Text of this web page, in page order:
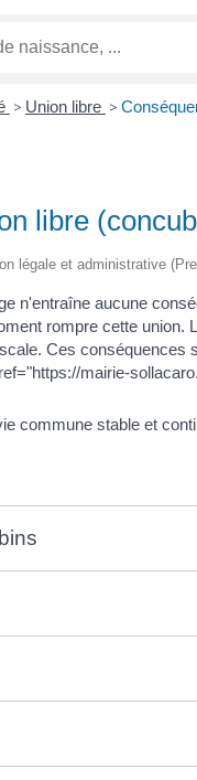
> Union libre >
libre
légale et administrative
n'entraîne aucune
rompre cette union.
Ces conséquences
mairie-
commune stable et